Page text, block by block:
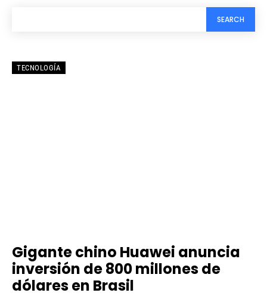
SEARCH
TECNOLOGÍA
Gigante chino Huawei anuncia
inversión de 800 millones de
dólares en Brasil